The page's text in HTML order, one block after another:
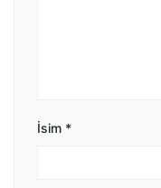
İsim *